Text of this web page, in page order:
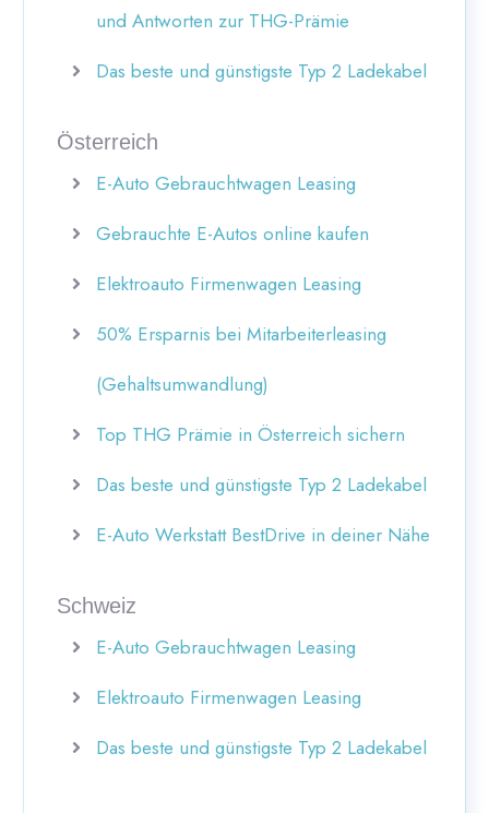
und Antworten zur THG-Prämie
Das beste und günstigste Typ 2 Ladekabel
Österreich
E-Auto Gebrauchtwagen Leasing
Gebrauchte E-Autos online kaufen
Elektroauto Firmenwagen Leasing
50% Ersparnis bei Mitarbeiterleasing
(Gehaltsumwandlung)
Top THG Prämie in Österreich sichern
Das beste und günstigste Typ 2 Ladekabel
E-Auto Werkstatt BestDrive in deiner Nähe
Schweiz
E-Auto Gebrauchtwagen Leasing
Elektroauto Firmenwagen Leasing
Das beste und günstigste Typ 2 Ladekabel